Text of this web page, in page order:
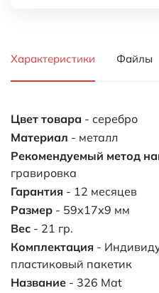
Характеристики Файлы
Цвет товара - серебро
Материал - металл
Рекомендуемый метод
гравировка
Гарантия - 12 месяцев
Размер - 59х17х9 мм
Вес - 21 гр.
Комплектация -
пластиковый пакетик
Название - 326 Mat